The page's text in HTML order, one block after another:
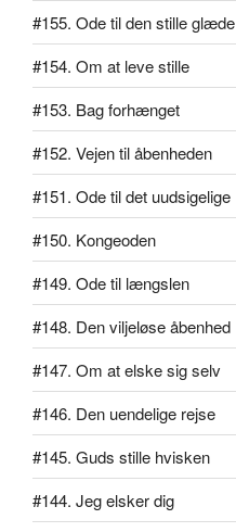
#155. Ode til den stille glæde
#154. Om at leve stille
#153. Bag forhænget
#152. Vejen til åbenheden
#151. Ode til det uudsigelige
#150. Kongeoden
#149. Ode til længslen
#148. Den viljeløse åbenhed
#147. Om at elske sig selv
#146. Den uendelige rejse
#145. Guds stille hvisken
#144. Jeg elsker dig